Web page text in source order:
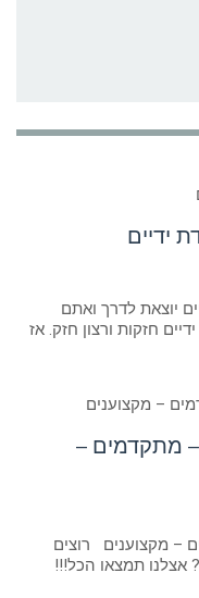
ידיים
ה-4 בהורדת ידיים יוצאת לדרך ואתם
חזקות ורצון חזק. אז
– מתקדמים –
– מקצוענים רוצים
אצלנו תמצאו הכל!!!